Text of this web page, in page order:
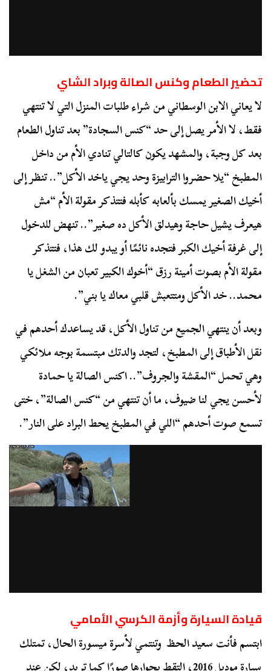
تحضير الطعام وكنس الصالة وبراد الشاي
لا يعاني الابن الوسطاني من شراء طلبات المنزل التي لا تنتهي
فقط، لا الأمر يصل إلى حد “كنس السجادة” بعد تناول الطعام
بعد كل وجبة، والمشهد يكون كالتالي تنادي الأم من داخل
المطبخ “يلا حضروا الترابيزة وحد يجي ياخد الأكل”.. تنظر إلى
أخيك الصغير يمسك بألعابه كأبله فتتذكر مقولة الأم “مش
هيعرف يشيل حاجة وهيدلق الأكل ده صغير”.. تنهض للدخول
إلى غرفة أخيك الكبر فتجده نائمًا أو يبدو لك هذا، فتتذكر
مقولة الأم بصوت أمينة رزق “أخوك الكبير تعبان من الشغل يا
محمد.. خد الأكل ومتتعبش قلبي معاك يا بني”.
وبعد أن ينتهي الجميع من تناول الأكل، قد يساعدك أحدهم في
نقل الأطباق إلى المطبخ، لتجد والدتك مبتسمة بوجه ملائكي
وهي تحمل “المقشة والجروف”.. اكنس الصالة يا حمادة
لأحسن يجي لنا ضيوف، ما أن تنتهي من “كنس الصالة”، ختى
تسمع صوت أحدهم “اللي في المطبخ يحط البراد على النار”.
قيادة السيارة وأزمة الكرسي الأمامي
ابتسم فأنت سعيد الحظ وتنتمي لأسرة ميسورة الحال، تمتلك